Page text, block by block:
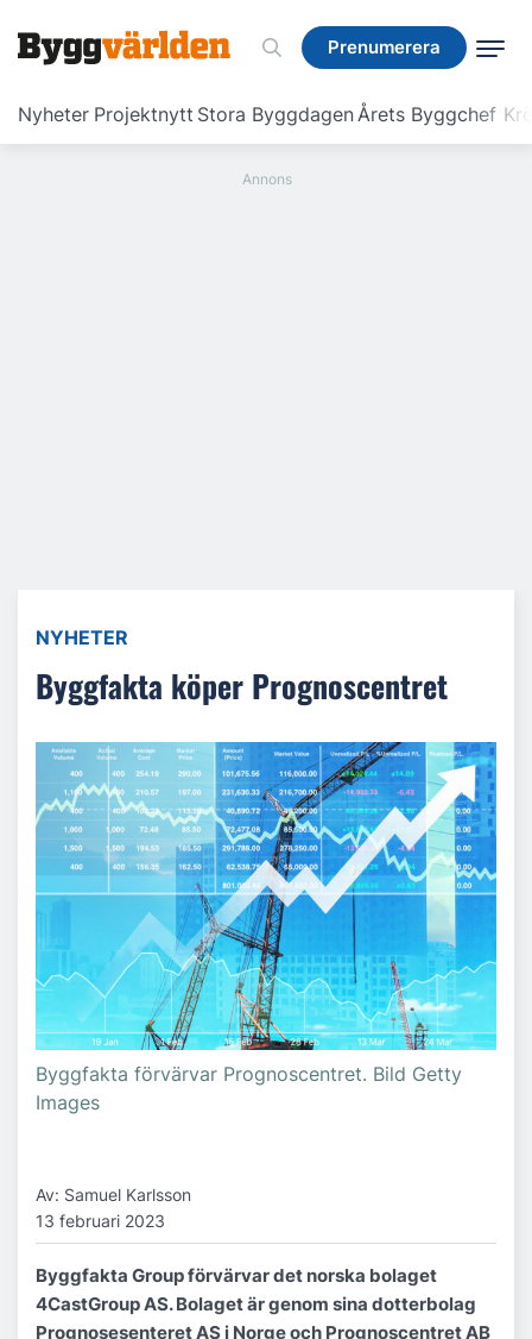
Prenumerera
Nyheter Projektnytt Stora ByggdagenÅrets Byggchef
Prenumerera
NYHETER
Byggfakta köper Prognoscentret
Byggfakta förvärvar Prognoscentret. Bild Getty
Images
Av: Samuel Karlsson
13 februari 2023
Byggfakta Group förvärvar det norska bolaget
4CastGroup AS. Bolaget är genom sina dotterbolag
Prognosesenteret AS i Norge och Prognoscentret AB